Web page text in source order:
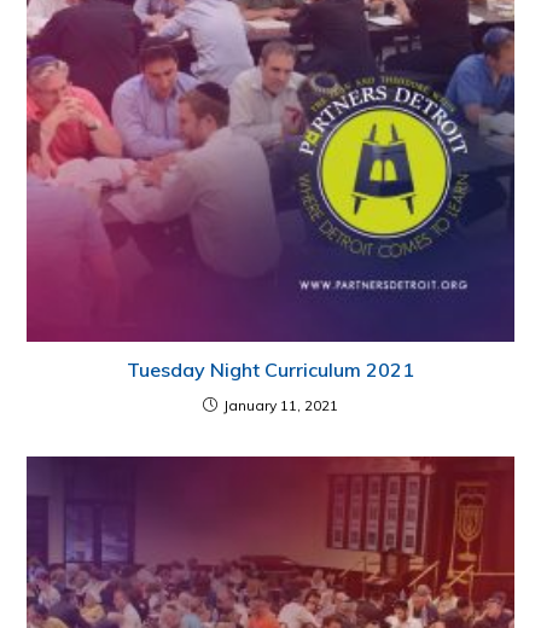
Tuesday Night Curriculum 2021
January 11, 2021